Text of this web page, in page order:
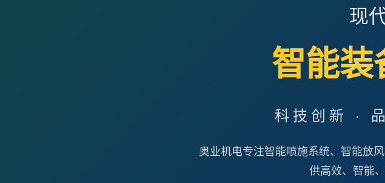
现
智能
科技创新 ·
奥业机电专注智能喷施系统、智能放
供高效、智能